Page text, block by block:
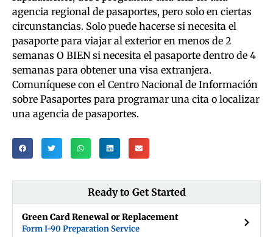
agencia regional de pasaportes, pero solo en ciertas
circunstancias. Solo puede hacerse si necesita el
pasaporte para viajar al exterior en menos de 2
semanas O BIEN si necesita el pasaporte dentro de 4
semanas para obtener una visa extranjera.
Comuníquese con el Centro Nacional de Información
sobre Pasaportes para programar una cita o localizar
una agencia de pasaportes.
Ready to Get Started
Green Card Renewal or Replacement
Form I-90 Preparation Service